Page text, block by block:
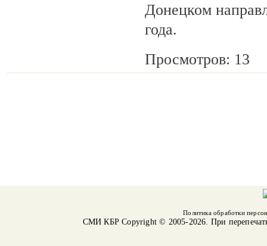
Донецком
года.
Просмотров: 13
Политика обработки
СМИ КБРCopyright © 2005-2026. При